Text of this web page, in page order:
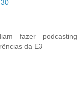
fazer podcasting
da E3